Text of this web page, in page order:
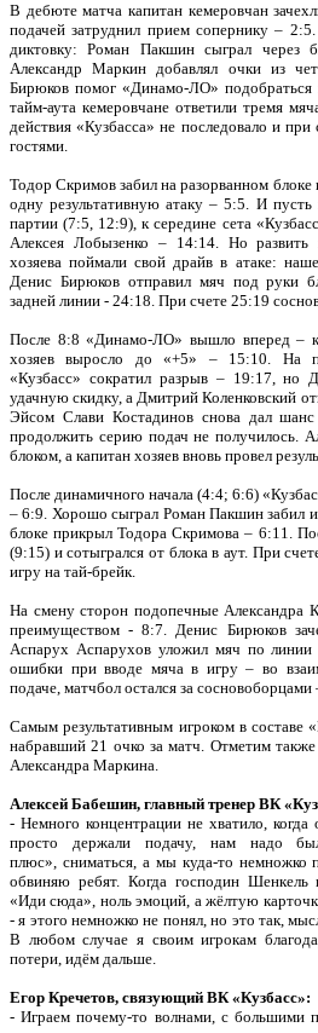
В дебюте матча капитан кемеровчан
подачей затруднил прием сопернику –
диктовку: Роман Пакшин сыграл через
Александр Маркин добавлял очки из
Бирюков помог «Динамо-ЛО»
тайм-аута кемеровчане ответили тремя
действия «Кузбасса» не последовало и при
гостями.
Тодор Скримов забил на разорванном блоке
одну результативную атаку – 5:5. И пусть
партии (7:5, 12:9), к середине сета
Алексея Лобызенко – 14:14. Но развить
хозяева поймали свой драйв в атаке:
Денис Бирюков отправил мяч под руки
задней линии - 24:18. При счете 25:19
После 8:8 «Динамо-ЛО» вышло вперед – к
хозяев выросло до «+5» – 15:10. На
«Кузбасс» сократил разрыв – 19:17, но
удачную скидку, а Дмитрий Коленковский
Эйсом Слави Костадинов снова дал
продолжить серию подач не получилось.
блоком, а капитан хозяев вновь провел
После динамичного начала (4:4; 6:6)
– 6:9. Хорошо сыграл Роман Пакшин забил
блоке прикрыл Тодора Скримова – 6:11.
(9:15) и сотыгрался от блока в аут. При
игру на тай-брейк.
На смену сторон подопечные Александра
преимуществом - 8:7. Денис Бирюков
Аспарух Аспарухов уложил мяч по
ошибки при вводе мяча в игру – во
подаче, матчбол остался за
Самым результативным игроком в составе
набравший 21 очко за матч. Отметим также
Александра Маркина.
Алексей Бабешин, главный тренер ВК
- Немного концентрации не хватило,
просто держали подачу, нам надо
плюс», сниматься, а мы куда-то немножко
обвиняю ребят. Когда господин Шенкель
«Иди сюда», ноль эмоций, а жёлтую
- я этого немножко не понял, но это так,
В любом случае я своим игрокам
потери, идём дальше.
Егор Кречетов, связующий ВК «Кузбасс»:
- Играем почему-то волнами, с большими